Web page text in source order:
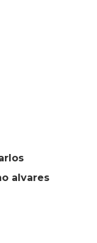
alvares